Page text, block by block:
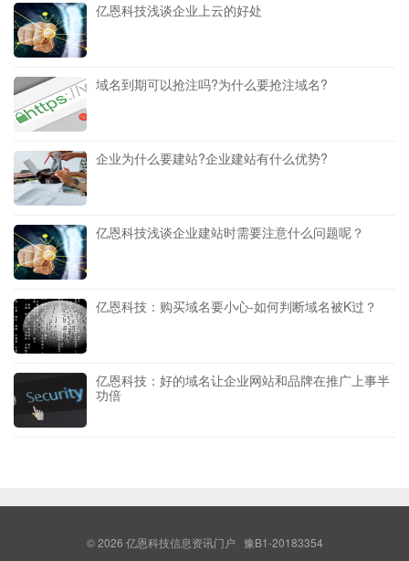
亿恩科技浅谈企业上云的好处
域名到期可以抢注吗?为什么要抢注域名?
企业为什么要建站?企业建站有什么优势?
亿恩科技浅谈企业建站时需要注意什么问题呢？
亿恩科技：购买域名要小心-如何判断域名被K过？
亿恩科技：好的域名让企业网站和品牌在推广上事半
功倍
© 2026 亿恩科技信息资讯门户 豫B1-20183354